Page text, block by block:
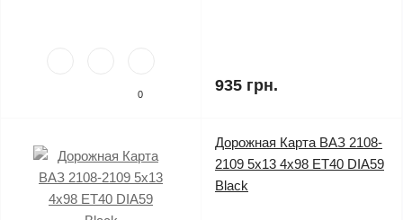
0 935 грн.
Дорожная Карта ВАЗ 2108-
2109 5x13 4x98 ET40 DIA59
Black